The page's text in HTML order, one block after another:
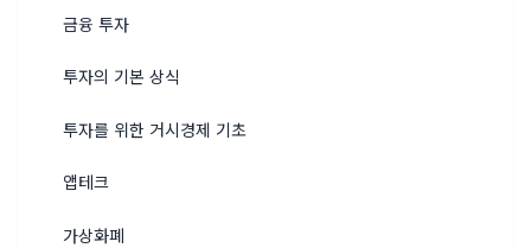
금융 투자
투자의 기본 상식
투자를 위한 거시경제 기초
앱테크
가상화폐